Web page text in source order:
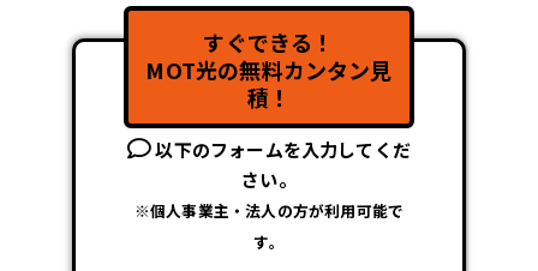
すぐできる！
MOT光の無料カンタン見
積！
以下のフォームを入力してくだ
さい。
※個人事業主・法人の方が利用可能で
す。